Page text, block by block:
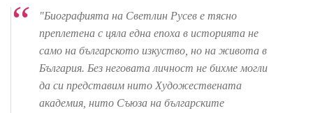
"Биографията на Светлин Русев е тясно
преплетена с цяла една епоха в историята не
само на българското изкуство, но на живота в
България. Без неговата личност не бихме могли
да си представим нито Художествената
академия, нито Съюза на българските